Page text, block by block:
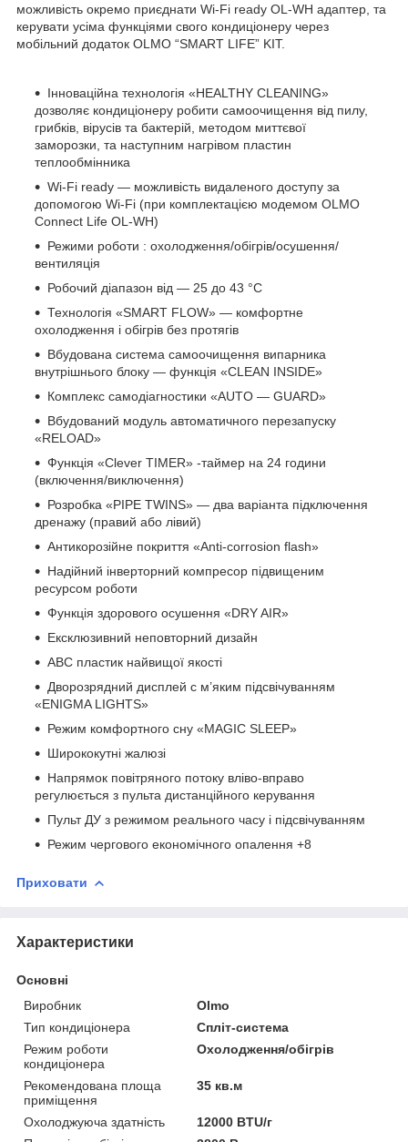
можливість окремо приєднати Wi-Fi ready OL-WH адаптер, та
керувати усіма функціями свого кондиціонеру через
мобільний додаток OLMO “SMART LIFE” KIT.
Інноваційна технологія «HEALTHY CLEANING»
дозволяє кондиціонеру робити самоочищення від пилу,
грибків, вірусів та бактерій, методом миттєвої
заморозки, та наступним нагрівом пластин
теплообмінника
Wi-Fi ready — можливість видаленого доступу за
допомогою Wi-Fi (при комплектацією модемом OLMO
Connect Life OL-WH)
Режими роботи : охолодження/обігрів/осушення/
вентиляція
Робочий діапазон від — 25 до 43 °C
Технологія «SMART FLOW» — комфортне
охолодження і обігрів без протягів
Вбудована система самоочищення випарника
внутрішнього блоку — функція «CLEAN INSIDE»
Комплекс самодіагностики «AUTO — GUARD»
Вбудований модуль автоматичного перезапуску
«RELOAD»
Функція «Сlever TIMER» -таймер на 24 години
(включення/виключення)
Розробка «PIPE TWINS» — два варіанта підключення
дренажу (правий або лівий)
Антикорозійне покриття «Anti-corrosion flash»
Надійний інверторний компресор підвищеним
ресурсом роботи
Функція здорового осушення «DRY AIR»
Ексклюзивний неповторний дизайн
ABC пластик найвищої якості
Дворозрядний дисплей c м’яким підсвічуванням
«ENIGMA LIGHTS»
Режим комфортного сну «MAGIC SLEEP»
Ширококутні жалюзі
Напрямок повітряного потоку вліво-вправо
регулюється з пульта дистанційного керування
Пульт ДУ з режимом реального часу і підсвічуванням
Режим чергового економічного опалення +8
Приховати
Характеристики
Основні
Виробник
Olmo
Тип кондиціонера
Спліт-система
Режим роботи
кондиціонера
Охолодження/обігрів
Рекомендована площа
приміщення
35 кв.м
Охолоджуюча здатність
12000 BTU/г